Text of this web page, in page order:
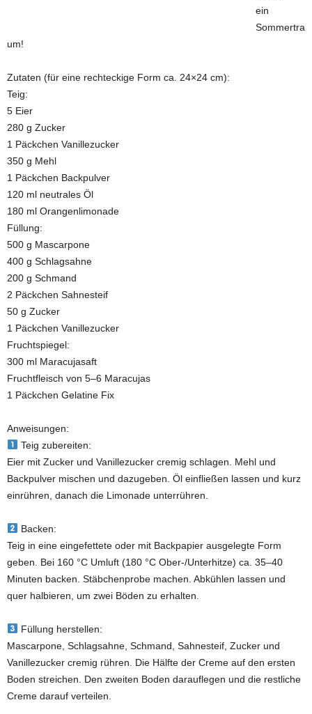
ein
Sommertra
um!
Zutaten (für eine rechteckige Form ca. 24×24 cm):
Teig:
5 Eier
280 g Zucker
1 Päckchen Vanillezucker
350 g Mehl
1 Päckchen Backpulver
120 ml neutrales Öl
180 ml Orangenlimonade
Füllung:
500 g Mascarpone
400 g Schlagsahne
200 g Schmand
2 Päckchen Sahnesteif
50 g Zucker
1 Päckchen Vanillezucker
Fruchtspiegel:
300 ml Maracujasaft
Fruchtfleisch von 5–6 Maracujas
1 Päckchen Gelatine Fix
Anweisungen:
Teig zubereiten:
Eier mit Zucker und Vanillezucker cremig schlagen. Mehl und
Backpulver mischen und dazugeben. Öl einfließen lassen und kurz
einrühren, danach die Limonade unterrühren.
Backen:
Teig in eine eingefettete oder mit Backpapier ausgelegte Form
geben. Bei 160 °C Umluft (180 °C Ober-/Unterhitze) ca. 35–40
Minuten backen. Stäbchenprobe machen. Abkühlen lassen und
quer halbieren, um zwei Böden zu erhalten.
Füllung herstellen:
Mascarpone, Schlagsahne, Schmand, Sahnesteif, Zucker und
Vanillezucker cremig rühren. Die Hälfte der Creme auf den ersten
Boden streichen. Den zweiten Boden darauflegen und die restliche
Creme darauf verteilen.